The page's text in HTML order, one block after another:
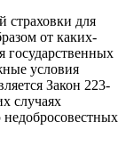
стра­ховки для
от каких-
государственных
условия
Закон 223-
случаях
недобросовестных